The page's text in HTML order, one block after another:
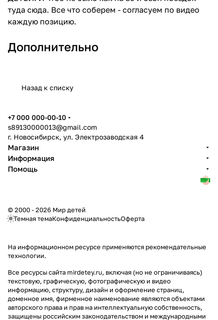
туда сюда. Все что соберем - согласуем по видео
каждую позицию.
Дополнительно
Назад к списку
+7 000 000-00-10
s89130000013@gmail.com
г. Новосибирск, ул. Электрозаводская 4
Магазин
Информация
Помощь
© 2000 - 2026 Мир детей
Темная темаКонфиденциальностьОферта
На информационном ресурсе применяются рекомендательные
технологии.
Все ресурсы сайта mirdetey.ru, включая (но не ограничиваясь)
текстовую, графическую, фотографическую и видео
информацию, структуру, дизайн и оформление страниц,
доменное имя, фирменное наименование являются объектами
авторского права и прав на интеллектуальную собственность,
защищены российским законодательством и международными